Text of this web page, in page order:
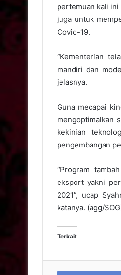
pertemuan kali ini
juga untuk
Covid-19.
“Kementerian
mandiri dan
jelasnya.
Guna mecapai
mengoptimalkan
kekinian
pengembangan
“Program
eksport yakni
2021”, ucap
katanya. (agg/
Terkait